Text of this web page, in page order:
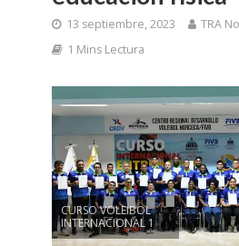
13 septiembre, 2023
TRA
1 Mins Lectura
CURSO VOLEIBOL
INTERNACIONAL 1